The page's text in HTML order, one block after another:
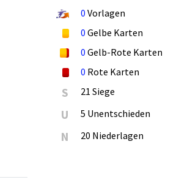
0 Vorlagen
0 Gelbe Karten
0 Gelb-Rote Karten
0 Rote Karten
S 21 Siege
U 5 Unentschieden
N 20 Niederlagen